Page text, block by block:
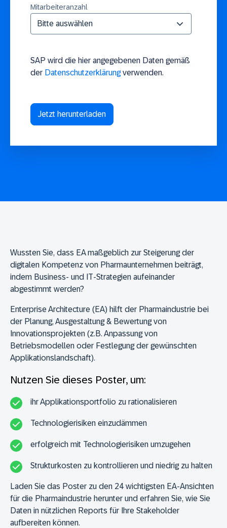
Mitarbeiteranzahl
SAP wird die hier angegebenen Daten gemäß
der Datenschutzerklärungverwenden.
Wussten Sie, dass EA maßgeblich zur Steigerung der
digitalen Kompetenz von Pharmaunternehmen beiträgt,
indem Business- und IT-Strategien aufeinander
abgestimmt werden?
Enterprise Architecture (EA) hilft der Pharmaindustrie bei
der Planung, Ausgestaltung & Bewertung von
Innovationsprojekten (z.B. Anpassung von
Betriebsmodellen oder Festlegung der gewünschten
Applikationslandschaft).
Nutzen Sie dieses Poster, um:
ihr Applikationsportfolio zu rationalisieren
Technologierisiken einzudämmen
erfolgreich mit Technologierisiken umzugehen
Strukturkosten zu kontrollieren und niedrig zu halten
Laden Sie das Poster zu den 24 wichtigsten EA-Ansichten
für die Pharmaindustrie herunter und erfahren Sie, wie Sie
Daten in nützlichen Reports für Ihre Stakeholder
aufbereiten können.